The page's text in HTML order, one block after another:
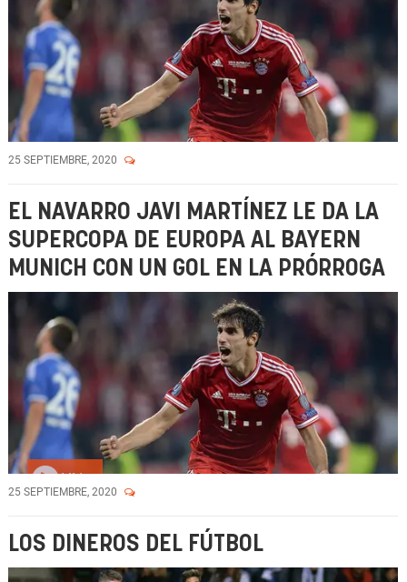
25 SEPTIEMBRE, 2020
EL NAVARRO JAVI MARTÍNEZ LE DA LA
SUPERCOPA DE EUROPA AL BAYERN
MUNICH CON UN GOL EN LA PRÓRROGA
Vídeo
25 SEPTIEMBRE, 2020
LOS DINEROS DEL FÚTBOL